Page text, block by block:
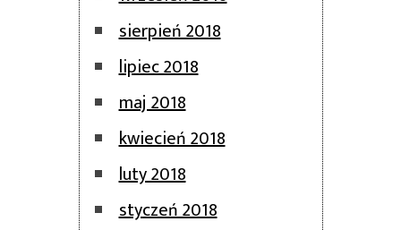
sierpień 2018
lipiec 2018
maj 2018
kwiecień 2018
luty 2018
styczeń 2018